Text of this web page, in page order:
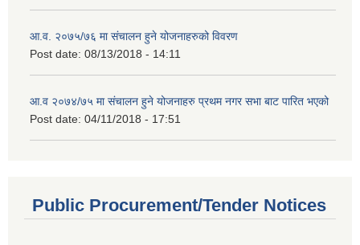
आ.व. २०७५/७६ मा संचालन हुने योजनाहरुको विवरण
Post date: 08/13/2018 - 14:11
आ.व २०७४/७५ मा संचालन हुने योजनाहरु प्रथम नगर सभा बाट पारित भएको
Post date: 04/11/2018 - 17:51
Public Procurement/Tender Notices